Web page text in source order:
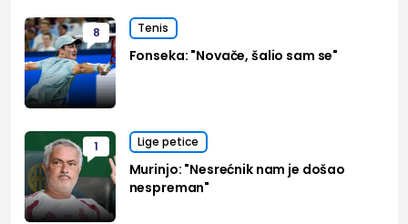
8 Tenis
Fonseka: "Novače, šalio sam se"
1 Lige petice
Murinjo: "Nesrećnik nam je došao
nespreman"